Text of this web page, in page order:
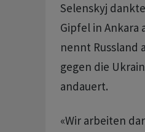
Selenskyj
Gipfel in Ankara
nennt Russland
gegen die
andauert.
«Wir arbeiten